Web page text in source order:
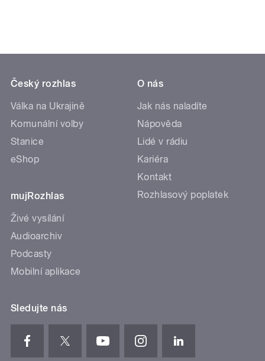
Český rozhlas
Válka na Ukrajině
Komunální volby
Stanice
eShop
mujRozhlas
Živé vysílání
Audioarchiv
Podcasty
Mobilní aplikace
O nás
Jak nás naladíte
Nápověda
Lidé v rádiu
Kariéra
Kontakt
Rozhlasový poplatek
Sledujte nás